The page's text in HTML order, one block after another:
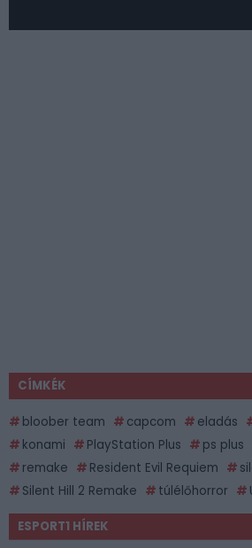
CÍMKÉK
bloober team capcom eladás
konami
PlayStation Plus ps plus
remake
Resident Evil Requiem
Silent Hill 2 Remake
túlélőhorror
ESPORT1 HÍREK